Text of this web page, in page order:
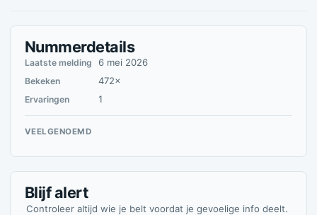
Nummerdetails
Laatste melding 6 mei 2026
Bekeken 472×
Ervaringen 1
VEELGENOEMD
Blijf alert
Controleer altijd wie je belt voordat je gevoelige info deelt.